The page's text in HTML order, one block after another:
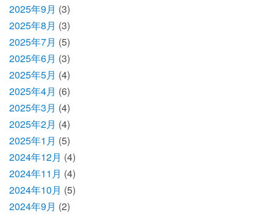
2025年9月 (3)
2025年8月 (3)
2025年7月 (5)
2025年6月 (3)
2025年5月 (4)
2025年4月 (6)
2025年3月 (4)
2025年2月 (4)
2025年1月 (5)
2024年12月 (4)
2024年11月 (4)
2024年10月 (5)
2024年9月 (2)